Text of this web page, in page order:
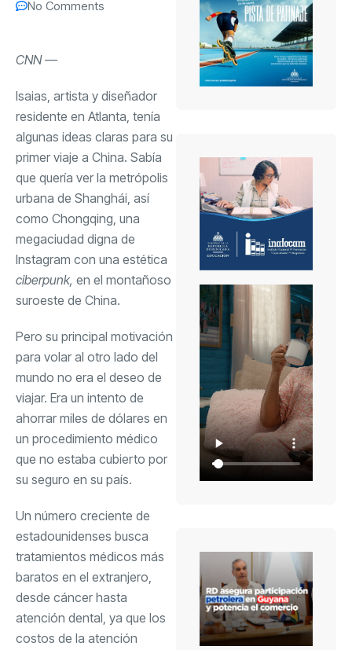
No Comments
CNN—
Isaias, artista y diseñador
residente en Atlanta, tenía
algunas ideas claras para su
primer viaje a China. Sabía
que quería ver la metrópolis
urbana de Shanghái, así
como Chongqing, una
megaciudad digna de
Instagram con una estética
ciberpunk, en el montañoso
suroeste de China.
Pero su principal motivación
para volar al otro lado del
mundo no era el deseo de
viajar. Era un intento de
ahorrar miles de dólares en
un procedimiento médico
que no estaba cubierto por
su seguro en su país.
Un número creciente de
estadounidenses busca
tratamientos médicos más
baratos en el extranjero,
desde cáncer hasta
atención dental, ya que los
costos de la atención